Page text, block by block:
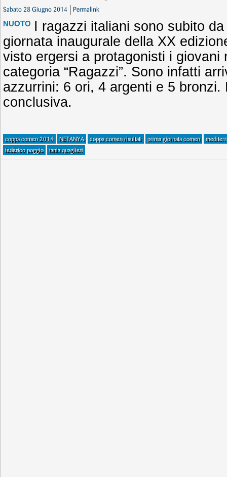
Sabato 28 Giugno 2014 Permalink
NUOTO I ragazzi italiani sono subito
giornata inaugurale della XX
visto ergersi a protagonisti i giovani
categoria “Ragazzi”. Sono infatti
azzurrini: 6 ori, 4 argenti e 5 bronzi.
conclusiva.
coppa comen 2014 NETANYA coppa comen risultati prima giornata comen
federico poggio
tania quaglieri